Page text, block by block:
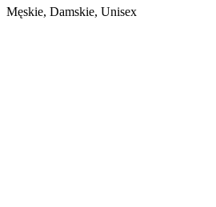
Męskie, Damskie, Unisex